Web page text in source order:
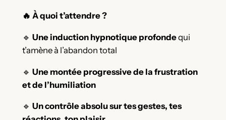
🔥 À quoi t’attendre ?
🔹 Une induction hypnotique profondequi
t’amène à l’abandon total
🔹 Une montée progressive de la frustration
et de l’humiliation
🔹 Un contrôle absolu sur tes gestes, tes